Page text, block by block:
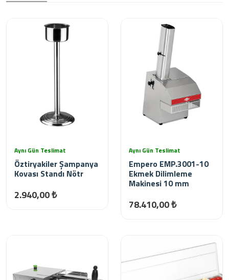
Aynı Gün Teslimat
Öztiryakiler Şampanya
Kovası Standı Nötr
2.940,00 ₺
Aynı Gün Teslimat
Empero EMP.3001-10
Ekmek Dilimleme
Makinesi 10 mm
78.410,00 ₺